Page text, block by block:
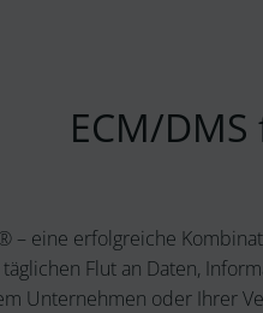
ECM/
– eine erfolgreiche
Flut an Daten,
Unternehmen oder Ihrer